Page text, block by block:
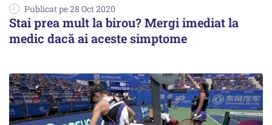
Publicat pe 28 Oct 2020
Stai prea mult la birou? Mergi imediat la
medic dacă ai aceste simptome